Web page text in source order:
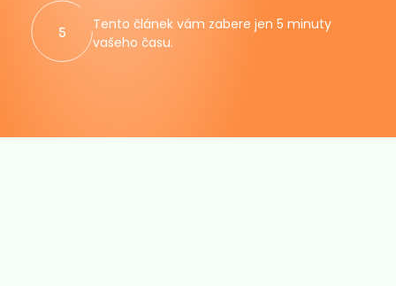
5
Tento článek vám zabere jen 5 minuty
vašeho času.